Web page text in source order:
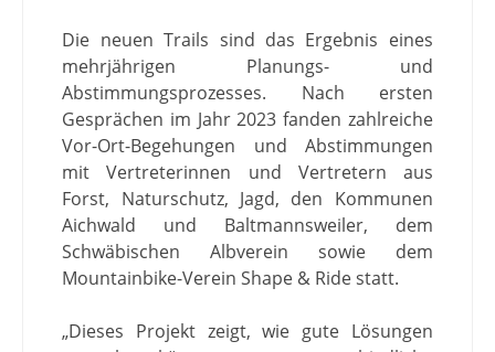
Die neuen Trails sind das Ergebnis eines
mehrjährigen Planungs- und
Abstimmungsprozesses. Nach ersten
Gesprächen im Jahr 2023 fanden zahlreiche
Vor-Ort-Begehungen und Abstimmungen
mit Vertreterinnen und Vertretern aus
Forst, Naturschutz, Jagd, den Kommunen
Aichwald und Baltmannsweiler, dem
Schwäbischen Albverein sowie dem
Mountainbike-Verein Shape & Ride statt.
„Dieses Projekt zeigt, wie gute Lösungen